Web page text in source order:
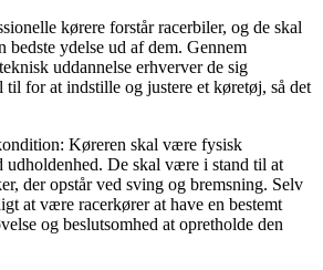
kørere forstår racerbiler, og de skal
bedste ydelse ud af dem. Gennem
uddannelse erhverver de sig
for at indstille og justere et køretøj, så det
Køreren skal være fysisk
udholdenhed. De skal være i stand til at
der opstår ved sving og bremsning. Selv
at være racerkører at have en bestemt
og beslutsomhed at opretholde den